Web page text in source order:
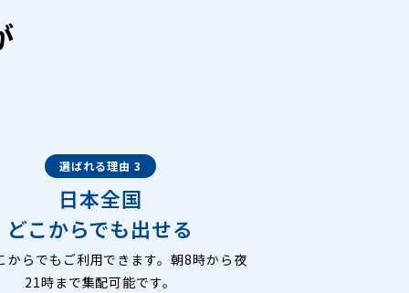
選ばれる理由 3
日本全国
どこからでも出せる
からでもご利用できます。朝8時から夜
21時まで集配可能です。